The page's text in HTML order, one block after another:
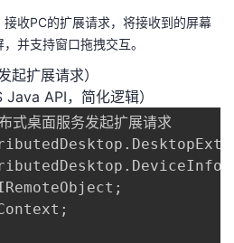
接收PC的扩展请求，将接收到的屏幕
并支持窗口拖拽交互。
起扩展请求）
API，简化逻辑）
桌面服务发起扩展请求